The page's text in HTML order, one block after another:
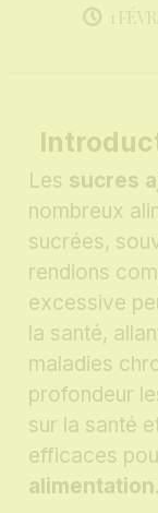
1
Les sucres
nombreux
sucrées,
rendions
excessive
la santé,
maladies
profondeur
sur la santé
efficaces
alimentation.